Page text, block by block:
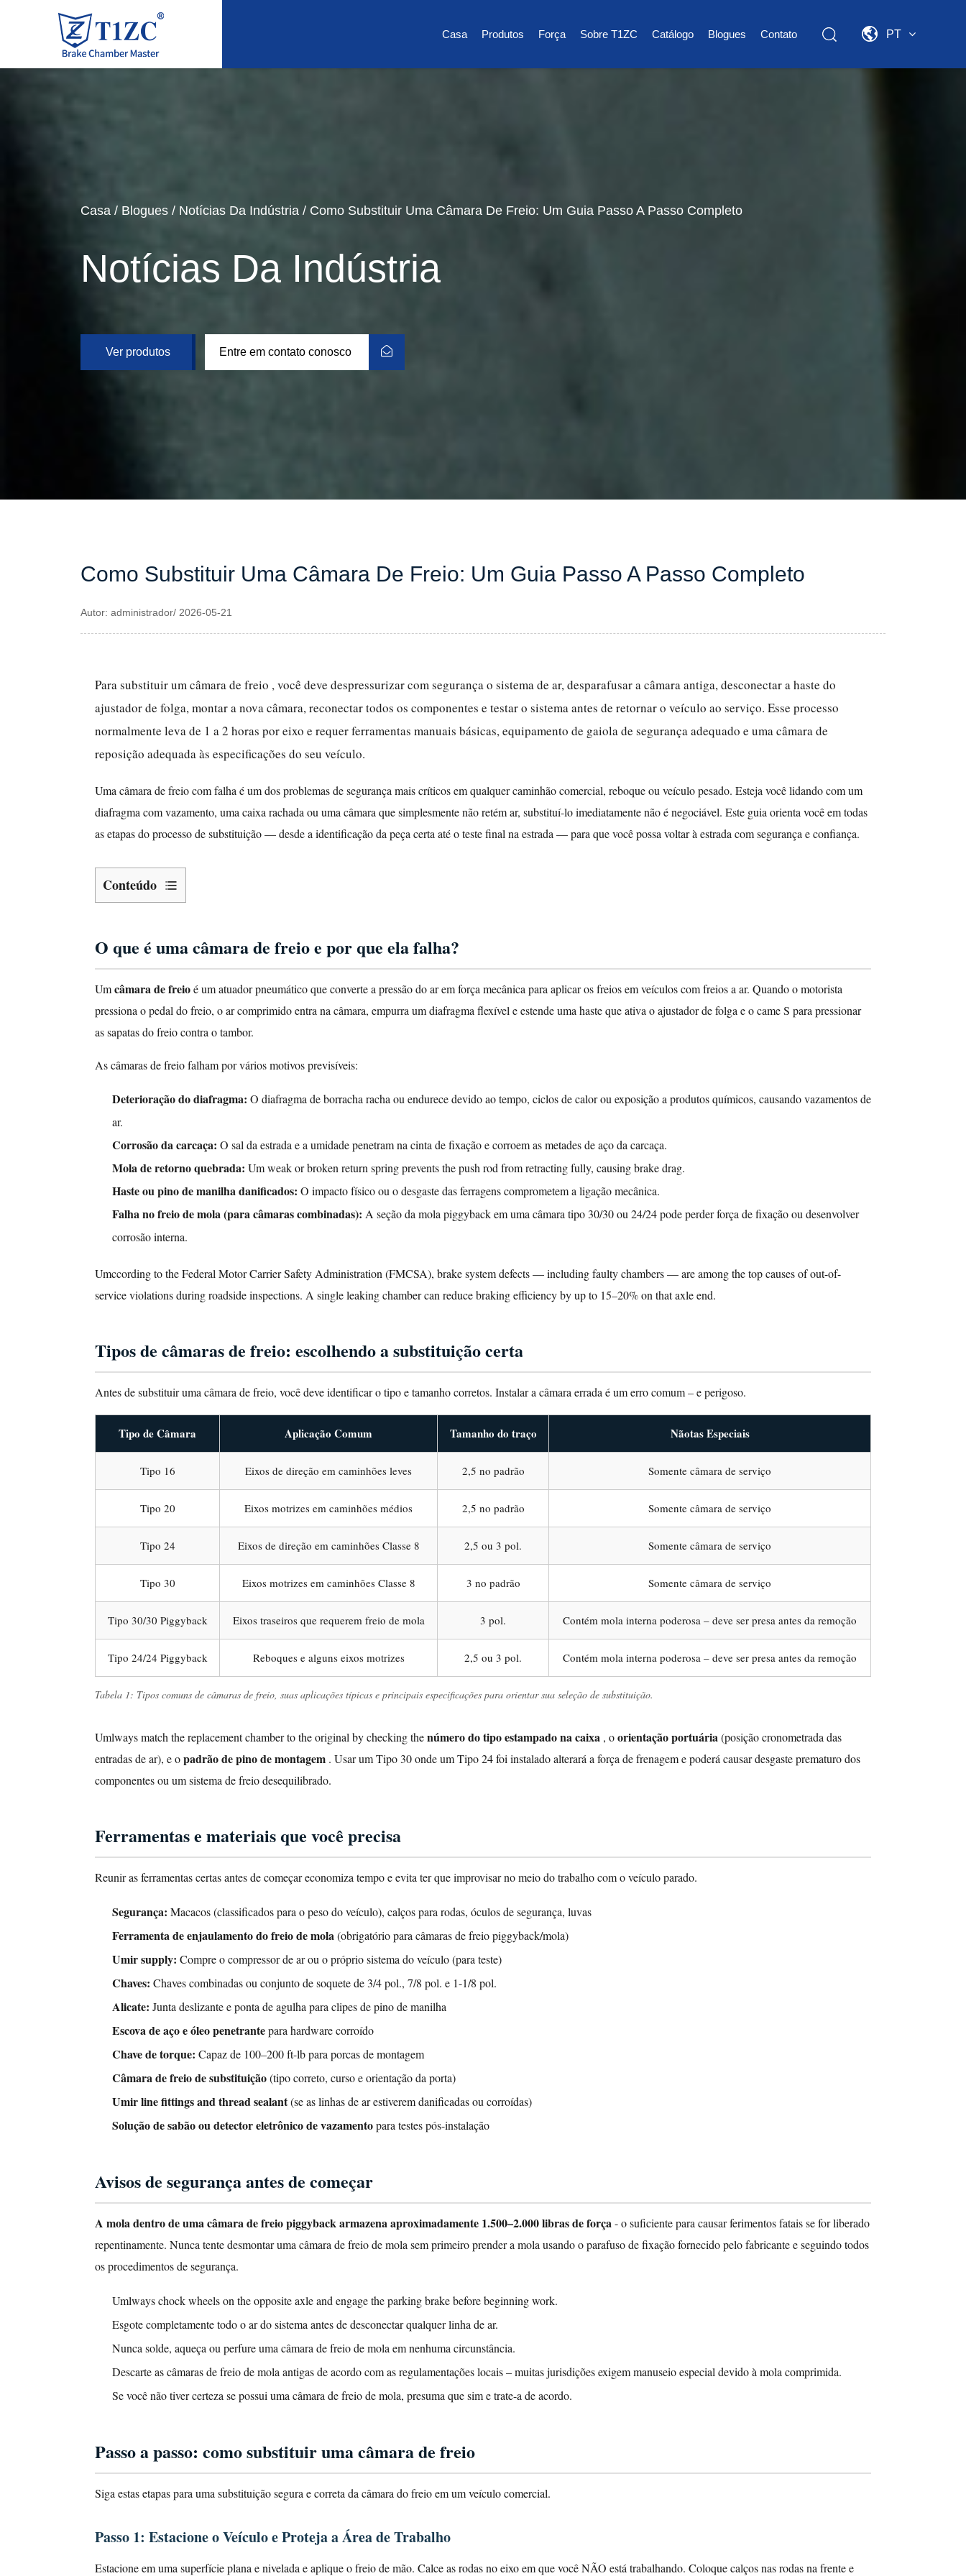
Casa Produtos Força Sobre T1ZC Catálogo Blogues Contato PT
Casa / Blogues / Notícias Da Indústria / Como Substituir Uma Câmara De Freio: Um Guia Passo A Passo Completo
Notícias Da Indústria
Ver produtos Entre em contato conosco
Como Substituir Uma Câmara De Freio: Um Guia Passo A Passo Completo
Autor: administrador/ 2026-05-21
Para substituir umcâmara de freio , você deve despressurizar com segurança o sistema de ar, desparafusar a câmara antiga, desconectar a haste do
ajustador de folga, montar a nova câmara, reconectar todos os componentes e testar o sistema antes de retornar o veículo ao serviço. Esse processo
normalmente leva de 1 a 2 horas por eixo e requer ferramentas manuais básicas, equipamento de gaiola de segurança adequado e uma câmara de
reposição adequada às especificações do seu veículo.
Uma câmara de freio com falha é um dos problemas de segurança mais críticos em qualquer caminhão comercial, reboque ou veículo pesado. Esteja você lidando com um
diafragma com vazamento, uma caixa rachada ou uma câmara que simplesmente não retém ar, substituí-lo imediatamente não é negociável. Este guia orienta você em todas
as etapas do processo de substituição — desde a identificação da peça certa até o teste final na estrada — para que você possa voltar à estrada com segurança e confiança.
Conteúdo
O
é
uma
câmara
freio
e
por
ela
falha?
Tipos
câmaras
de
freio:
escolhendo
substituição
certa
materiais
que
você
Avisos
de
segurança
antes
começar
a
como
substituir
uma
câmara
de
freio
1:
Estacione
o
Proteja
a
Área
Trabalho
Etapa
2:
Prenda
o
freio
de
mola
câmaras
sobrepostas)
Etapa
o
Sistema
de
Ar
Etapa
desconecte
as
linhas
Etapa
5:
pino
da
manilha
ajustador
O que é uma câmara de freio e por que ela falha?
Umcâmara de freioé um atuador pneumático que converte a pressão do ar em força mecânica para aplicar os freios em veículos com freios a ar. Quando o motorista
pressiona o pedal do freio, o ar comprimido entra na câmara, empurra um diafragma flexível e estende uma haste que ativa o ajustador de folga e o came S para pressionar
as sapatas do freio contra o tambor.
As câmaras de freio falham por vários motivos previsíveis:
Deterioração do diafragma: O diafragma de borracha racha ou endurece devido ao tempo, ciclos de calor ou exposição a produtos químicos, causando vazamentos de
ar.
Corrosão da carcaça: O sal da estrada e a umidade penetram na cinta de fixação e corroem as metades de aço da carcaça.
Mola de retorno quebrada: Um weak or broken return spring prevents the push rod from retracting fully, causing brake drag.
Haste ou pino de manilha danificados: O impacto físico ou o desgaste das ferragens comprometem a ligação mecânica.
Falha no freio de mola (para câmaras combinadas): A seção da mola piggyback em uma câmara tipo 30/30 ou 24/24 pode perder força de fixação ou desenvolver
corrosão interna.
Umccording to the Federal Motor Carrier Safety Administration (FMCSA), brake system defects — including faulty chambers — are among the top causes of out-of-
service violations during roadside inspections. A single leaking chamber can reduce braking efficiency by up to 15–20% on that axle end.
Tipos de câmaras de freio: escolhendo a substituição certa
Antes de substituir uma câmara de freio, você deve identificar o tipo e tamanho corretos. Instalar a câmara errada é um erro comum – e perigoso.
Tipo de Câmara Aplicação Comum Tamanho do traço Nãotas Especiais
Tipo 16 Eixos de direção em caminhões leves 2,5 no padrão Somente câmara de serviço
Tipo 20 Eixos motrizes em caminhões médios 2,5 no padrão Somente câmara de serviço
Tipo 24 Eixos de direção em caminhões Classe 8 2,5 ou 3 pol. Somente câmara de serviço
Tipo 30 Eixos motrizes em caminhões Classe 8 3 no padrão Somente câmara de serviço
Tipo 30/30 Piggyback Eixos traseiros que requerem freio de mola 3 pol. Contém mola interna poderosa – deve ser presa antes da remoção
Tipo 24/24 Piggyback Reboques e alguns eixos motrizes 2,5 ou 3 pol. Contém mola interna poderosa – deve ser presa antes da remoção
Tabela 1: Tipos comuns de câmaras de freio, suas aplicações típicas e principais especificações para orientar sua seleção de substituição.
Umlways match the replacement chamber to the original by checking thenúmero do tipo estampado na caixa , oorientação portuária(posição cronometrada das
entradas de ar), e opadrão de pino de montagem . Usar um Tipo 30 onde um Tipo 24 foi instalado alterará a força de frenagem e poderá causar desgaste prematuro dos
componentes ou um sistema de freio desequilibrado.
Ferramentas e materiais que você precisa
Reunir as ferramentas certas antes de começar economiza tempo e evita ter que improvisar no meio do trabalho com o veículo parado.
Segurança: Macacos (classificados para o peso do veículo), calços para rodas, óculos de segurança, luvas
Ferramenta de enjaulamento do freio de mola(obrigatório para câmaras de freio piggyback/mola)
Umir supply: Compre o compressor de ar ou o próprio sistema do veículo (para teste)
Chaves: Chaves combinadas ou conjunto de soquete de 3/4 pol., 7/8 pol. e 1-1/8 pol.
Alicate: Junta deslizante e ponta de agulha para clipes de pino de manilha
Escova de aço e óleo penetrantepara hardware corroído
Chave de torque: Capaz de 100–200 ft-lb para porcas de montagem
Câmara de freio de substituição(tipo correto, curso e orientação da porta)
Umir line fittings and thread sealant(se as linhas de ar estiverem danificadas ou corroídas)
Solução de sabão ou detector eletrônico de vazamentopara testes pós-instalação
Avisos de segurança antes de começar
A mola dentro de uma câmara de freio piggyback armazena aproximadamente 1.500–2.000 libras de força- o suficiente para causar ferimentos fatais se for liberado
repentinamente. Nunca tente desmontar uma câmara de freio de mola sem primeiro prender a mola usando o parafuso de fixação fornecido pelo fabricante e seguindo todos
os procedimentos de segurança.
Umlways chock wheels on the opposite axle and engage the parking brake before beginning work.
Esgote completamente todo o ar do sistema antes de desconectar qualquer linha de ar.
Nunca solde, aqueça ou perfure uma câmara de freio de mola em nenhuma circunstância.
Descarte as câmaras de freio de mola antigas de acordo com as regulamentações locais – muitas jurisdições exigem manuseio especial devido à mola comprimida.
Se você não tiver certeza se possui uma câmara de freio de mola, presuma que sim e trate-a de acordo.
Passo a passo: como substituir uma câmara de freio
Siga estas etapas para uma substituição segura e correta da câmara do freio em um veículo comercial.
Passo 1: Estacione o Veículo e Proteja a Área de Trabalho
Estacione em uma superfície plana e nivelada e aplique o freio de mão. Calce as rodas no eixo em que você NÃO está trabalhando. Coloque calços nas rodas na frente e